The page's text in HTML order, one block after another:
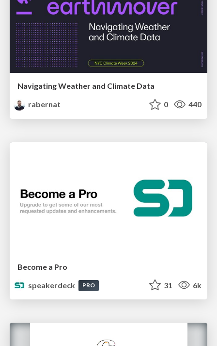
Navigating Weather and Climate Data
rabernat
0 440
Become a Pro
speakerdeck
PRO 31 6k